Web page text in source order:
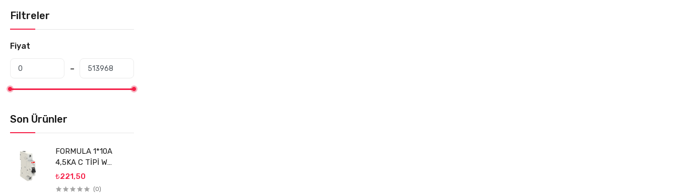
Filtreler
Fiyat
Son Ürünler
FORMULA 1*10A
4,5KA C TİPİ W
OTOMATİK SİGORTA
(FMS1LC10) ABB
₺221,50
(0)